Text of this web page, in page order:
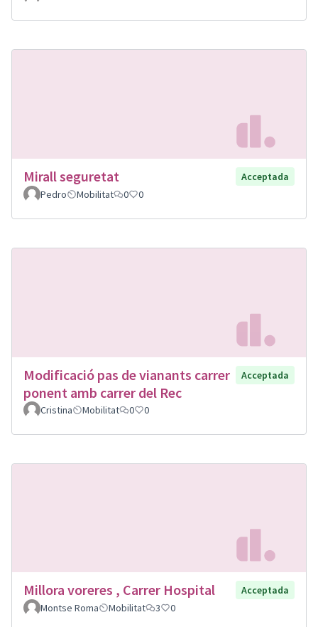
Mirall seguretat
Acceptada
Pedro
Mobilitat 0 0
Modificació pas de vianants carrer
ponent amb carrer del Rec
Acceptada
Cristina Mobilitat 0 0
Millora voreres , Carrer Hospital
Acceptada
Montse Roma
Mobilitat 3 0